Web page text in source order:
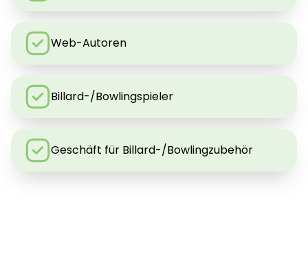
Web-Autoren
Billard-/Bowlingspieler
Geschäft für Billard-/Bowlingzubehör